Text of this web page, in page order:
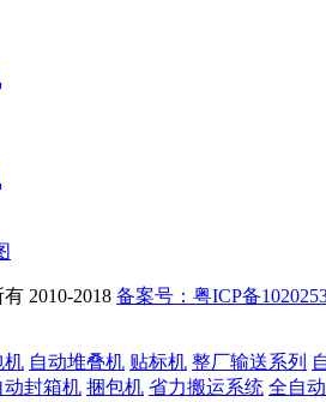
2010-2018 备案号：粤ICP备
机 自动堆叠机 贴标机 整厂输送系列
动封箱机 捆包机 省力搬运系统 全自